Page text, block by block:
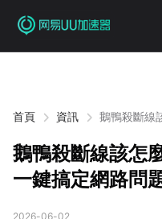
首頁 資訊
鵝鴨殺斷線
鵝鴨殺斷線該怎
一鍵搞定網路問
2026-06-02